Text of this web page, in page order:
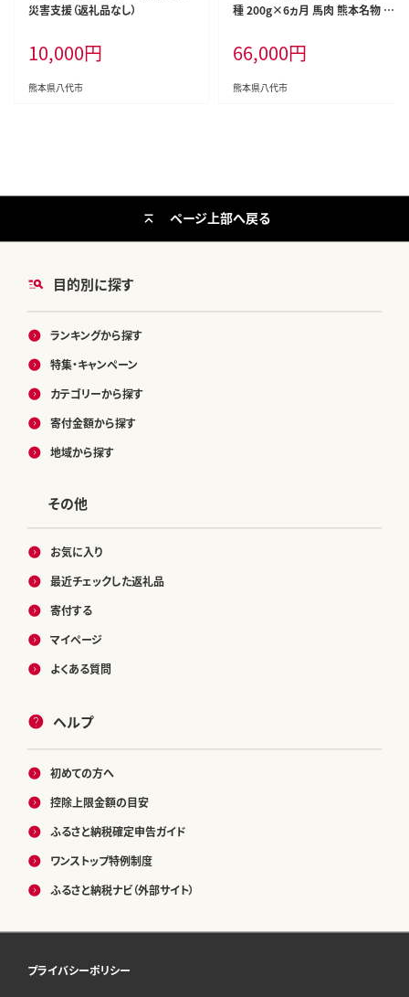
災害支援（返礼品なし）
10,000円
熊本県八代市
種 200g×6ヵ月 馬肉 熊本名物 馬
ース ユッケ 食べ比べ
66,000円
熊本県八代市
目的別に探す
ランキングから探す
特集・キャンペーン
カテゴリーから探す
寄付金額から探す
地域から探す
その他
お気に入り
最近チェックした返礼品
寄付する
マイページ
よくある質問
ヘルプ
初めての方へ
控除上限金額の目安
ふるさと納税確定申告ガイド
ワンストップ特例制度
ふるさと納税ナビ（外部サイト）
ページ上部へ戻る
プライバシーポリシー